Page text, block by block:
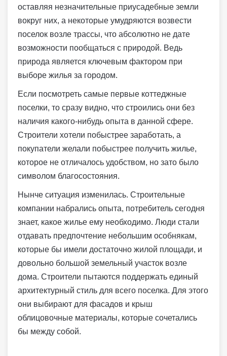
оставляя незначительные приусадебные земли
вокруг них, а некоторые умудряются возвести
поселок возле трассы, что абсолютно не дате
возможности пообщаться с природой. Ведь
природа является ключевым фактором при
выборе жилья за городом.
Если посмотреть самые первые коттеджные
поселки, то сразу видно, что строились они без
наличия какого-нибудь опыта в данной сфере.
Строители хотели побыстрее заработать, а
покупатели желали побыстрее получить жилье,
которое не отличалось удобством, но зато было
символом благосостояния.
Нынче ситуация изменилась. Строительные
компании набрались опыта, потребитель сегодня
знает, какое жилье ему необходимо. Люди стали
отдавать предпочтение небольшим особнякам,
которые бы имели достаточно жилой площади, и
довольно большой земельный участок возле
дома. Строители пытаются поддержать единый
архитектурный стиль для всего поселка. Для этого
они выбирают для фасадов и крыш
облицовочные материалы, которые сочетались
бы между собой.